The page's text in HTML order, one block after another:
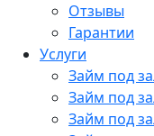
Отзывы
Гарантии
Услуги
Займ под
Займ под
Займ под